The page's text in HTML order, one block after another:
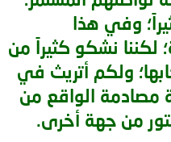
وفي هذا
لكننا نشكو كثيراً من
ولكم أتريث في
مصادمة الواقع من
من جهة أخرى.